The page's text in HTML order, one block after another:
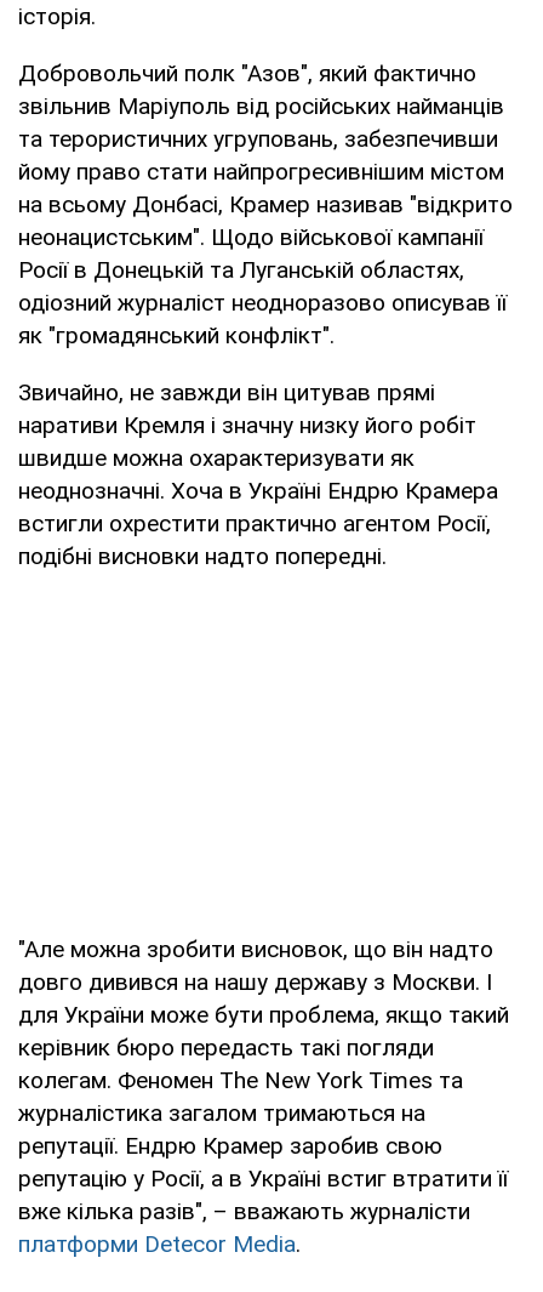
історія.
Добровольчий полк "Азов", який фактично
звільнив Маріуполь від російських найманців
та терористичних угруповань, забезпечивши
йому право стати найпрогресивнішим містом
на всьому Донбасі, Крамер називав "відкрито
неонацистським". Щодо військової кампанії
Росії в Донецькій та Луганській областях,
одіозний журналіст неодноразово описував її
як "громадянський конфлікт".
Звичайно, не завжди він цитував прямі
наративи Кремля і значну низку його робіт
швидше можна охарактеризувати як
неоднозначні. Хоча в Україні Ендрю Крамера
встигли охрестити практично агентом Росії,
подібні висновки надто попередні.
"Але можна зробити висновок, що він надто
довго дивився на нашу державу з Москви. І
для України може бути проблема, якщо такий
керівник бюро передасть такі погляди
колегам. Феномен The New York Times та
журналістика загалом тримаються на
репутації. Ендрю Крамер заробив свою
репутацію у Росії, а в Україні встиг втратити її
вже кілька разів", – вважають журналісти
платформи Detecor Media.